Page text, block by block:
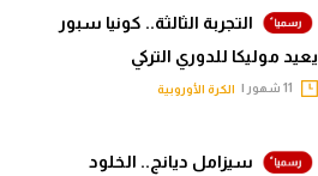
التجربة الثالثة.. كونيا سبور
يعيد موليكا للدوري التركي
الكرة الأوروبية
سيزامل ديانج.. الخلود